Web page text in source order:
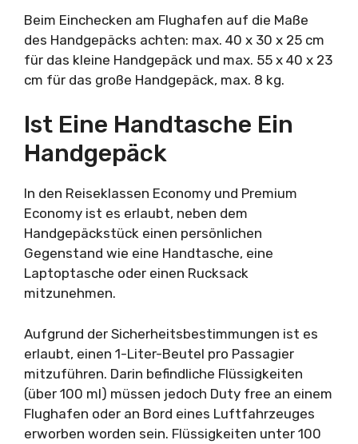
Beim Einchecken am Flughafen auf die Maße
des Handgepäcks achten: max. 40 x 30 x 25 cm
für das kleine Handgepäck und max. 55 x 40 x 23
cm für das große Handgepäck, max. 8 kg.
Ist Eine Handtasche Ein
Handgepäck
In den Reiseklassen Economy und Premium
Economy ist es erlaubt, neben dem
Handgepäckstück einen persönlichen
Gegenstand wie eine Handtasche, eine
Laptoptasche oder einen Rucksack
mitzunehmen.
Aufgrund der Sicherheitsbestimmungen ist es
erlaubt, einen 1-Liter-Beutel pro Passagier
mitzuführen. Darin befindliche Flüssigkeiten
(über 100 ml) müssen jedoch Duty free an einem
Flughafen oder an Bord eines Luftfahrzeuges
erworben worden sein. Flüssigkeiten unter 100